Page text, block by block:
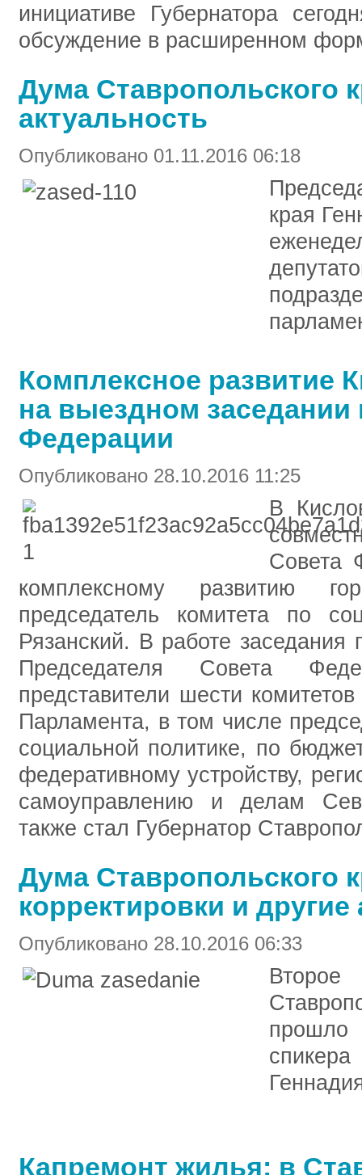
инициативе Губернатора
обсуждение в расширенном
Дума Ставропольского
актуальность
Опубликовано 01.11.2016 06:18
края
Комплексное развитие
на выездном заседании
Федерации
Опубликовано 28.10.2016 11:25
В
Совета
комплексному развитию
председатель комитета по
Рязанский. В работе заседания
Председателя Совета
представители шести
Парламента, в том числе
социальной политике, по
федеративному устройству,
самоуправлению и делам
также стал Губернатор
Дума Ставропольского
корректировки и
Опубликовано 28.10.2016 06:33
Капремонт жилья: в